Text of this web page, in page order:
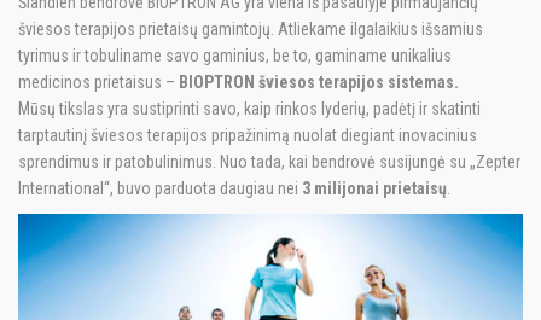
šviesos terapijos prietaisų gamintojų. Atliekame ilgalaikius išsamius
tyrimus ir tobuliname savo gaminius, be to, gaminame unikalius
medicinos prietaisus – BIOPTRON šviesos terapijos sistemas.
Mūsų tikslas yra sustiprinti savo, kaip rinkos lyderių, padėtį ir skatinti
tarptautinį šviesos terapijos pripažinimą nuolat diegiant inovacinius
sprendimus ir patobulinimus. Nuo tada, kai bendrovė susijungė su „Zepter
International“, buvo parduota daugiau nei 3 milijonai prietaisų